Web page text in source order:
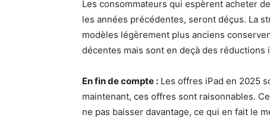
Les consommateurs qui espèrent acheter
les années précédentes, seront déçus. La
modèles légèrement plus anciens
décentes mais sont en deçà des
En fin de compte : Les offres iPad en 2025
maintenant, ces offres sont raisonnables.
ne pas baisser davantage, ce qui en fait le